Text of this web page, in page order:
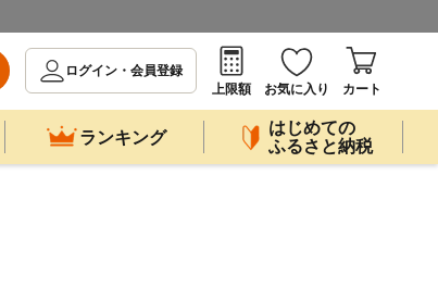
ログイン・会員登録
上限額
お気に入り カート
ランキング
はじめての
ふるさと納税